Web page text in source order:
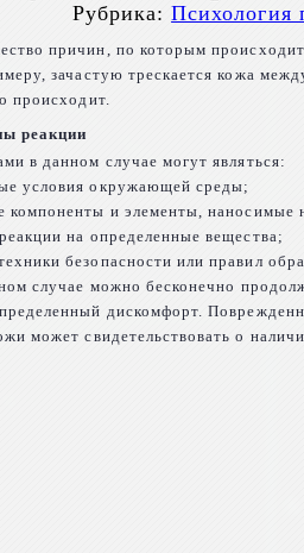
Рубрика: Психология
причин, по которым
зачастую трескается кожа
происходит.
реакции
в данном случае могут являться:
условия окружающей среды;
компоненты и элементы, наносимые
на определенные вещества;
безопасности или правил
случае можно бесконечно
дискомфорт.
может свидетельствовать о